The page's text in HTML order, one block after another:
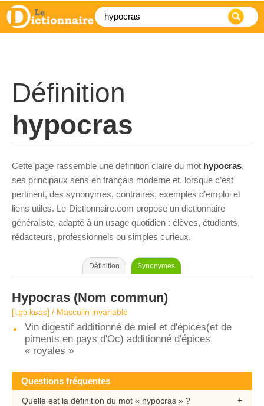
Définition
hypocras
Cette page rassemble une définition claire du mot hypocras,
ses principaux sens en français moderne et, lorsque c’est
pertinent, des synonymes, contraires, exemples d’emploi et
liens utiles. Le-Dictionnaire.com propose un dictionnaire
généraliste, adapté à un usage quotidien : élèves, étudiants,
rédacteurs, professionnels ou simples curieux.
Définition Synonymes
Hypocras (Nom commun)
[i.pɔ.kʁas] / Masculin invariable
Vin digestif additionné de miel et d'épices(et de
piments en pays d'Oc) additionné d'épices
« royales »
Questions fréquentes
Quelle est la définition du mot « hypocras » ?